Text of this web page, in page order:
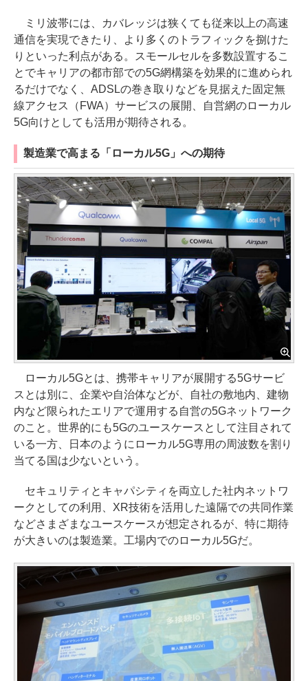
ミリ波帯には、カバレッジは狭くても従来以上の高速
通信を実現できたり、より多くのトラフィックを捌けた
りといった利点がある。スモールセルを多数設置するこ
とでキャリアの都市部での5G網構築を効果的に進められ
るだけでなく、ADSLの巻き取りなどを見据えた固定無
線アクセス（FWA）サービスの展開、自営網のローカル
5G向けとしても活用が期待される。
製造業で高まる「ローカル5G」への期待
ローカル5Gとは、携帯キャリアが展開する5Gサービ
スとは別に、企業や自治体などが、自社の敷地内、建物
内など限られたエリアで運用する自営の5Gネットワーク
のこと。世界的にも5Gのユースケースとして注目されて
いる一方、日本のようにローカル5G専用の周波数を割り
当てる国は少ないという。
セキュリティとキャパシティを両立した社内ネットワ
ークとしての利用、XR技術を活用した遠隔での共同作業
などさまざまなユースケースが想定されるが、特に期待
が大きいのは製造業。工場内でのローカル5Gだ。